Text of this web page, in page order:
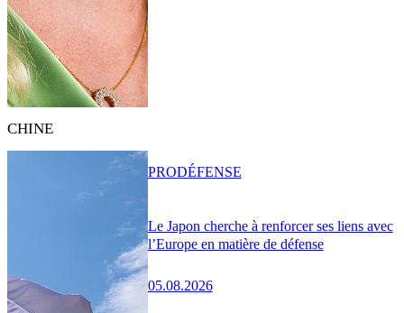
CHINE
Le Japon cherche à renforcer ses liens avec
l’Europe en matière de défense
05.08.2026
PRODÉFENSE